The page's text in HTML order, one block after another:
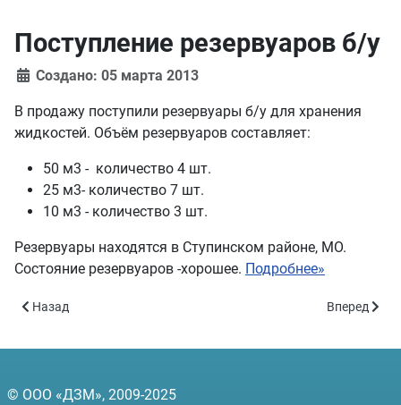
Поступление резервуаров б/у
Создано: 05 марта 2013
В продажу поступили резервуары б/у для хранения
жидкостей. Объём резервуаров составляет:
50 м3 - количество 4 шт.
25 м3- количество 7 шт.
10 м3 - количество 3 шт.
Резервуары находятся в Ступинском районе, МО.
Состояние резервуаров -хорошее. Подробнее»
Предыдущий: Отгрузка двухсекционных резервуаров для АЗС
Назад Следующий:
Вперед
© ООО «ДЗМ», 2009-2025